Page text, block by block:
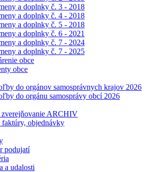
a doplnky č. 3 - 2018
a doplnky č. 4 - 2018
a doplnky č. 5 - 2018
a doplnky č. 6 - 2021
a doplnky č. 7 - 2024
a doplnky č. 7 - 2025
obce
obce
do orgánov samosprávnych krajov 2026
do orgánu samosprávy obcí 2026
zverejňovanie ARCHIV
objednávky
podujatí
a udalosti